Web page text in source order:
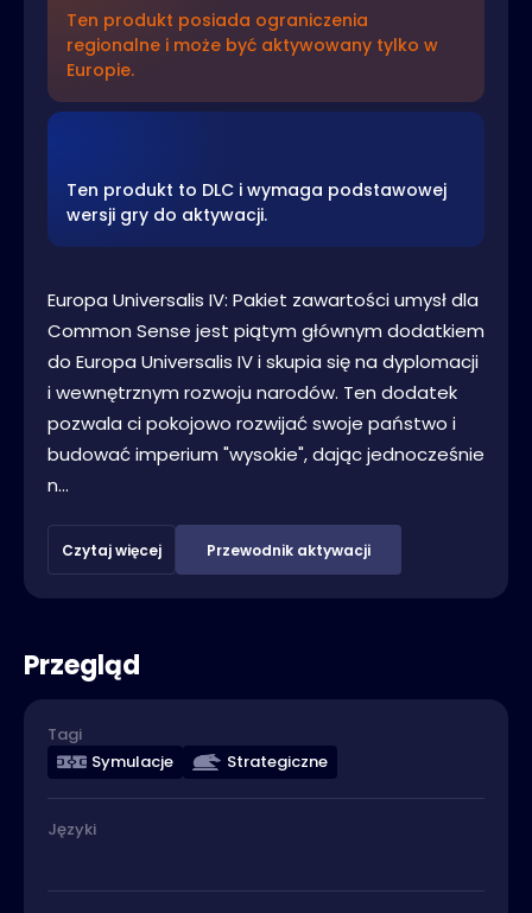
Ten produkt posiada ograniczenia
regionalne i może być aktywowany tylko w
Europie.
Ten produkt to DLC i wymaga podstawowej
wersji gry do aktywacji.
Europa Universalis IV: Pakiet zawartości umysł dla
Common Sense jest piątym głównym dodatkiem
do Europa Universalis IV i skupia się na dyplomacji
i wewnętrznym rozwoju narodów. Ten dodatek
pozwala ci pokojowo rozwijać swoje państwo i
budować imperium "wysokie", dając jednocześnie
n...
Czytaj więcej Przewodnik aktywacji
Przegląd
Tagi
Symulacje
Strategiczne
Języki